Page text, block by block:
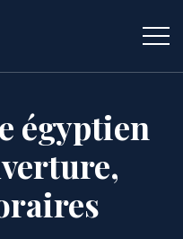
égyptien